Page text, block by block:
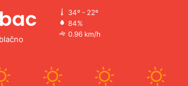
34º - 22º
84%
0.96 km/h